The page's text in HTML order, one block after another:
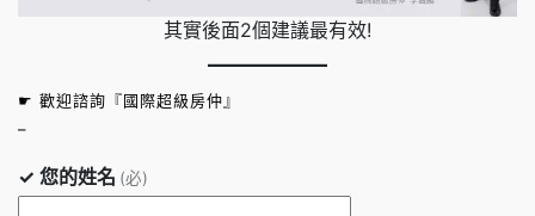
其實後面2個建議最有效!
☛ 歡迎諮詢『國際超級房仲』
–
✓ 您的姓名 (必)